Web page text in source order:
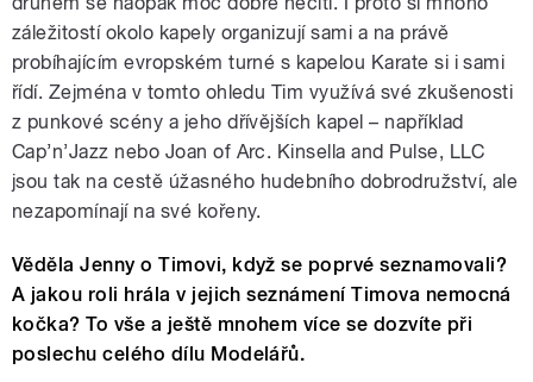
záležitostí okolo kapely organizují sami a na právě
probíhajícím evropském turné s kapelou Karate si i sami
řídí. Zejména v tomto ohledu Tim využívá své zkušenosti
z punkové scény a jeho dřívějších kapel – například
Cap’n’Jazz nebo Joan of Arc. Kinsella and Pulse, LLC
jsou tak na cestě úžasného hudebního dobrodružství, ale
nezapomínají na své kořeny.
Věděla Jenny o Timovi, když se poprvé seznamovali?
A jakou roli hrála v jejich seznámení Timova nemocná
kočka? To vše a ještě mnohem více se dozvíte při
poslechu celého dílu Modelářů.